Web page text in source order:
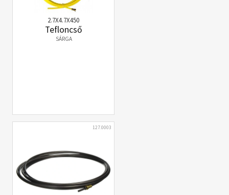
2.7X4.7X450
Tefloncső
SÁRGA
127.0003